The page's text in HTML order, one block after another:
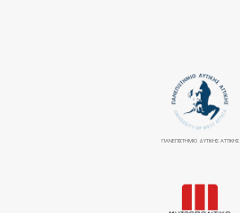
ΠΑΝΕΠΙΣΤΉΜΙΟ ΔΥΤΙΚΉΣ ΑΤΤΙΚΉΣ